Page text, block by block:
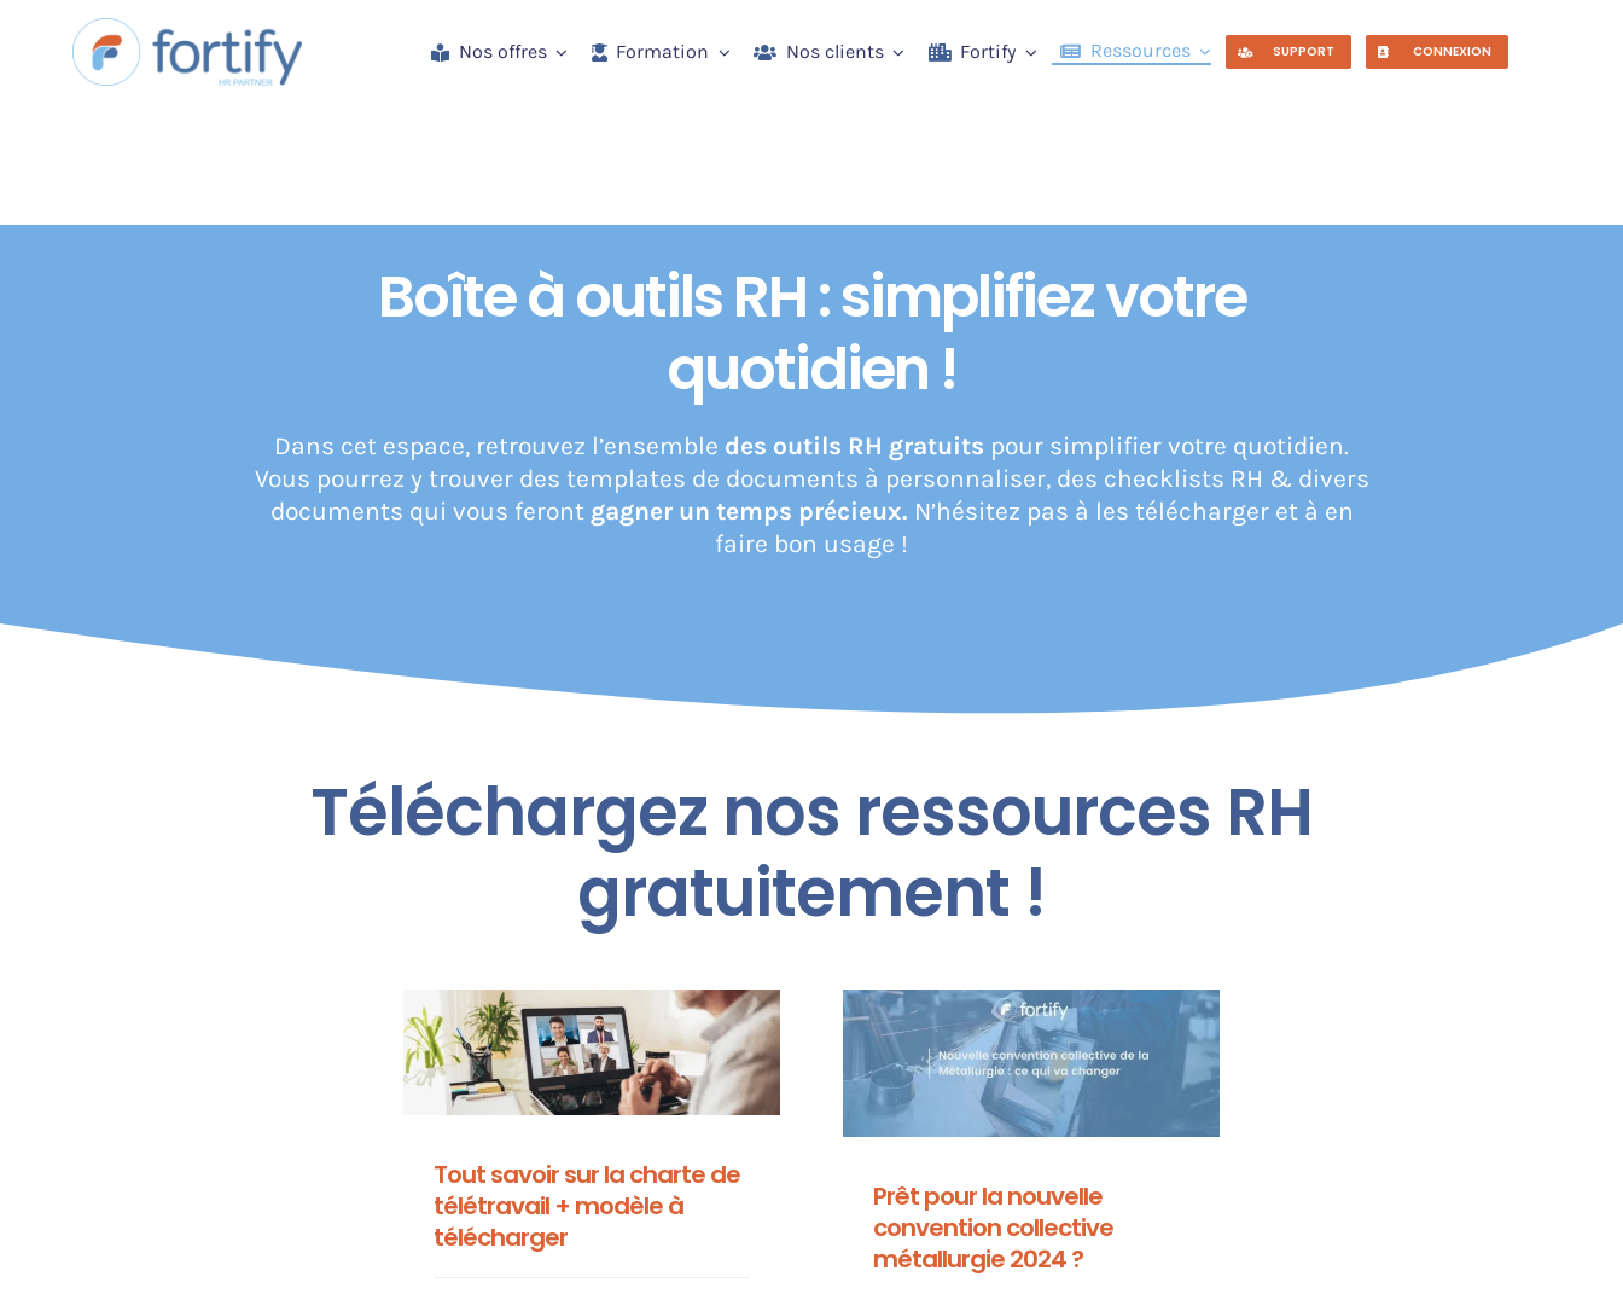
Nos offres Formation Nos clients Fortify Ressources SUPPORT CONNEXION
Boîte à outils RH : simplifiez votre
quotidien !
Dans cet espace, retrouvez l’ensemble des outils RH gratuits pour simplifier votre quotidien.
Vous pourrez y trouver des templates de documents à personnaliser, des checklists RH & divers
documents qui vous feront gagner un temps précieux. N’hésitez pas à les télécharger et à en
faire bon usage !
Téléchargez nos ressources RH
gratuitement !
Tout savoir sur la charte de
télétravail + modèle à
télécharger
Prêt pour la nouvelle
convention collective
métallurgie 2024 ?